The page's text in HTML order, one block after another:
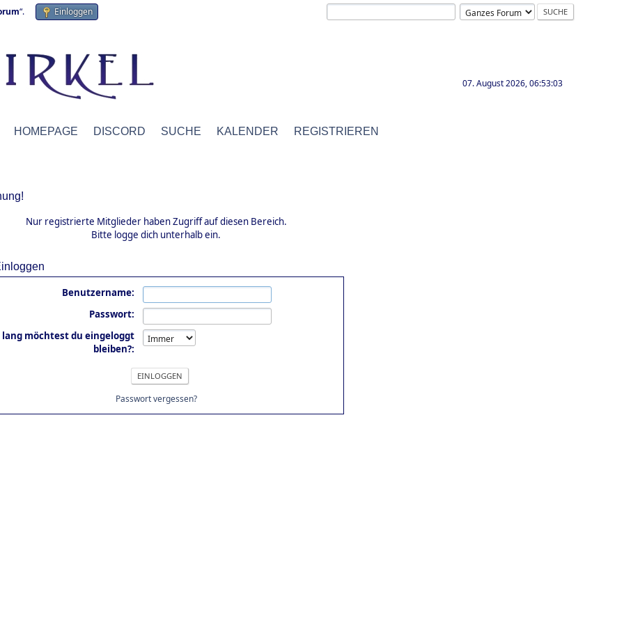
“. Einloggen
07. August 2026, 06:53:03
HOMEPAGE DISCORD SUCHE KALENDER REGISTRIEREN
Nur registrierte Mitglieder haben Zugriff auf diesen Bereich.
Bitte logge dich unterhalb ein.
Benutzername:
Passwort:
lang möchtest du eingeloggt
bleiben?:
Passwort vergessen?